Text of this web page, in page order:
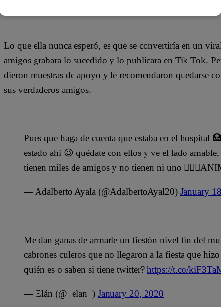
Lo que ella nunca esperó, es que se convertiría en un
amigos grabara lo sucedido y lo publicara en Tik Tok.
dieron muestras de apoyo y le recomendaron quedarse
sus verdaderos amigos.
Pues que haga de cuenta que estaba en el hospital
estado ahí 😉 quédate con ellos y ve el lado
tienen miles de amigos y no tienen ni uno
— Adalberto Ayala (@AdalbertoAyal20) January
Me dan ganas de armarle un fiestón nivel fin del
cabrones culeros que no llegaron a la fiesta que
quién es o saben si tiene twitter? https://t.co/
— Elán (@_elan_) January 20, 2020